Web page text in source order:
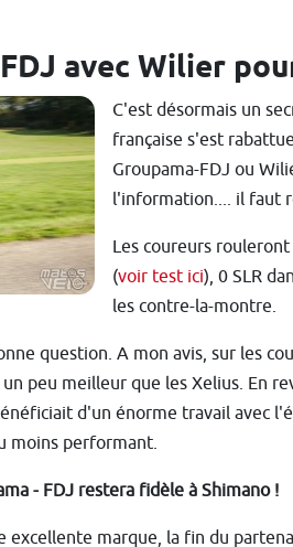
avec Wilier
C'est désormais un
française s'est
Groupama-FDJ ou
l'information.... il faut
Les coureurs
(voir test ici), 0 SLR
les contre-la-montre.
question. A mon avis, sur les
peu meilleur que les Xelius. En
d'un énorme travail avec
moins performant.
- FDJ restera fidèle à Shimano !
excellente marque, la fin du